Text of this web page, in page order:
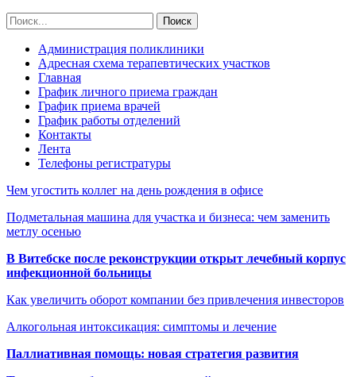
Администрация поликлиники
Адресная схема терапевтических участков
Главная
График личного приема граждан
График приема врачей
График работы отделений
Контакты
Лента
Телефоны регистратуры
Чем угостить коллег на день рождения в офисе
Подметальная машина для участка и бизнеса: чем заменить
метлу осенью
В Витебске после реконструкции открыт лечебный корпус
инфекционной больницы
Как увеличить оборот компании без привлечения инвесторов
Алкогольная интоксикация: симптомы и лечение
Паллиативная помощь: новая стратегия развития